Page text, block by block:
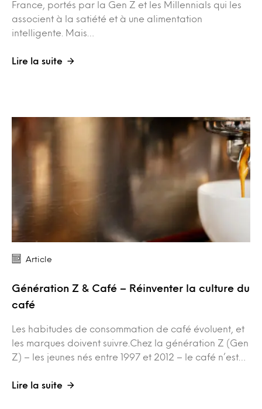
France, portés par la Gen Z et les Millennials qui les
associent à la satiété et à une alimentation
intelligente. Mais…
Lire la suite
Article
Génération Z & Café – Réinventer la culture du
café
Les habitudes de consommation de café évoluent, et
les marques doivent suivre.Chez la génération Z (Gen
Z) – les jeunes nés entre 1997 et 2012 – le café n’est…
Lire la suite